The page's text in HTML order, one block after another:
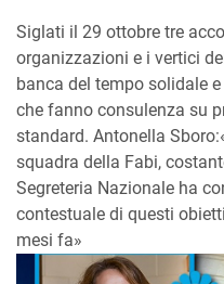
Siglati il 29 ottobre tre
organizzazioni e i vertici
banca del tempo solidale
che fanno consulenza su
standard. Antonella
squadra della Fabi,
Segreteria Nazionale ha
contestuale di questi
mesi fa»